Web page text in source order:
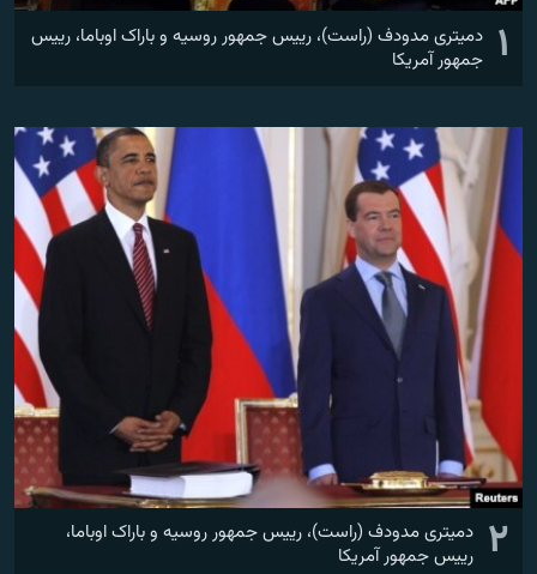
۱ دمیتری مدودف (راست)، رییس جمهور روسیه و باراک اوباما، رییس
جمهور آمریکا
۲ دمیتری مدودف (راست)، رییس جمهور روسیه و باراک اوباما،
رییس جمهور آمریکا